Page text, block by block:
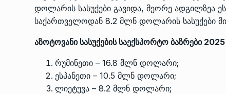
დოლარის სასუქები გავიდა, მეორე ადგილზეა
საქართველოდან 8.2 მლნ დოლარის სასუქები
აზოტოვანი სასუქების საექსპორტო ბაზრები
რუმინეთი – 16.8 მლნ დოლარი;
ესპანეთი – 10.5 მლნ დოლარი;
ლიეტუვა – 8.2 მლნ დოლარი;
თბილისის ზაქარია
სახელობის ოპერისა
ბალეტის…